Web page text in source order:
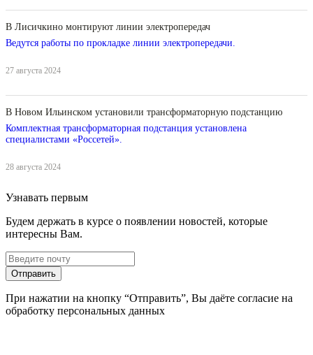
В Лисичкино монтируют линии электропередач
Ведутся работы по прокладке линии электропередачи.
27 августа 2024
В Новом Ильинском установили трансформаторную подстанцию
Комплектная трансформаторная подстанция установлена
специалистами «Россетей».
28 августа 2024
Узнавать первым
Будем держать в курсе о появлении новостей, которые
интересны Вам.
Отправить
При нажатии на кнопку “Отправить”, Вы даёте согласие на
обработку персональных данных